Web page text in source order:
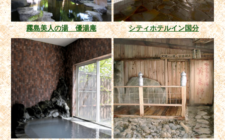
霧島美人の湯 優湯庵 シティホテルイン国分